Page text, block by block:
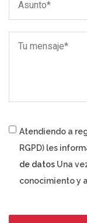
Atendiendo a
RGPD) les
de datos Una
conocimiento y